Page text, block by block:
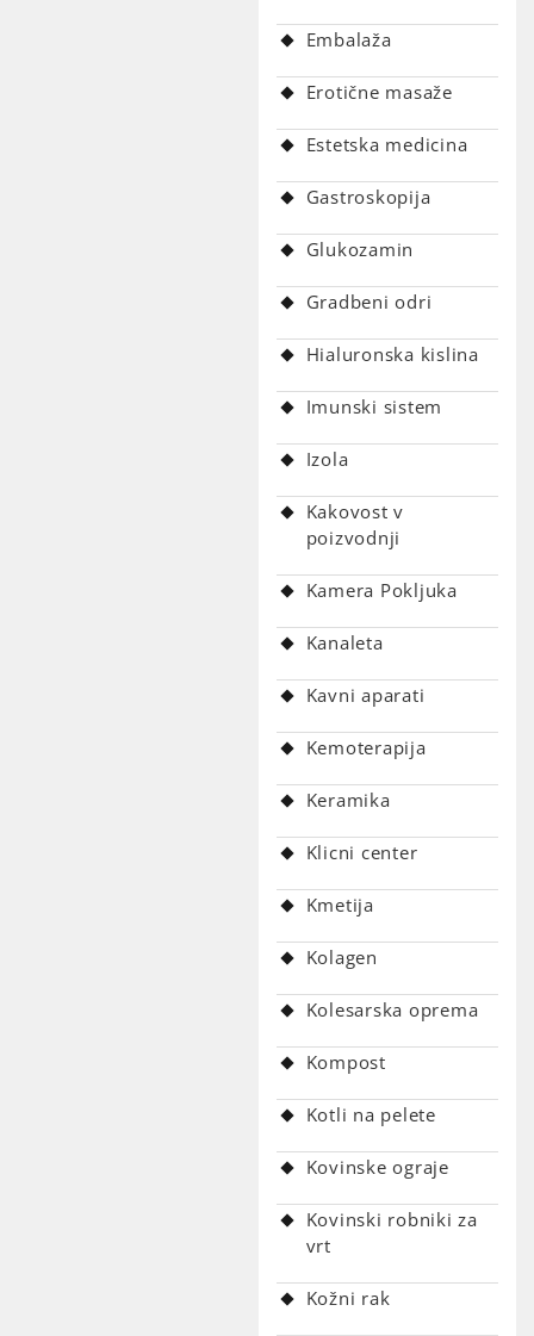
Embalaža
Erotične masaže
Estetska medicina
Gastroskopija
Glukozamin
Gradbeni odri
Hialuronska kislina
Imunski sistem
Izola
Kakovost v
poizvodnji
Kamera Pokljuka
Kanaleta
Kavni aparati
Kemoterapija
Keramika
Klicni center
Kmetija
Kolagen
Kolesarska oprema
Kompost
Kotli na pelete
Kovinske ograje
Kovinski robniki za
vrt
Kožni rak